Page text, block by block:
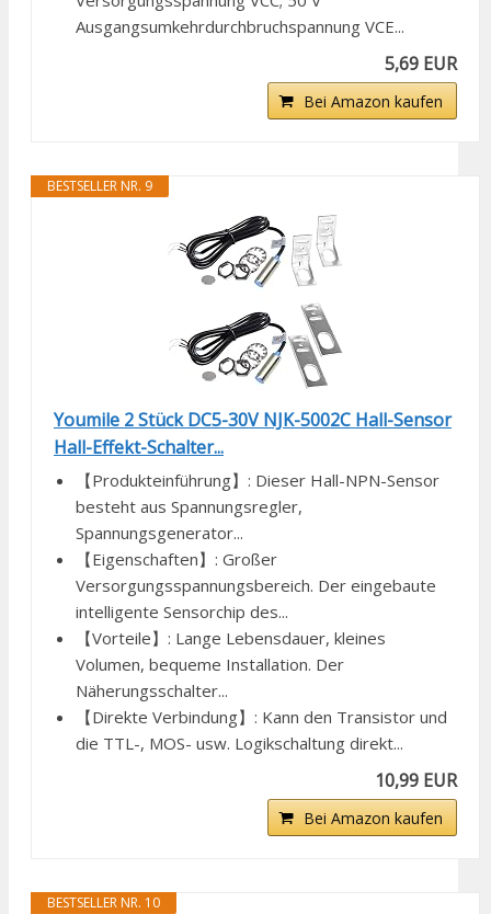
Ausgangsumkehrdurchbruchspannung VCE...
5,69 EUR
Bei Amazon kaufen
BESTSELLER NR. 9
Youmile 2 Stück DC5-30V NJK-5002C Hall-Sensor
Hall-Effekt-Schalter...
【Produkteinführung】: Dieser Hall-NPN-Sensor
besteht aus Spannungsregler,
Spannungsgenerator...
【Eigenschaften】: Großer
Versorgungsspannungsbereich. Der eingebaute
intelligente Sensorchip des...
【Vorteile】: Lange Lebensdauer, kleines
Volumen, bequeme Installation. Der
Näherungsschalter...
【Direkte Verbindung】: Kann den Transistor und
die TTL-, MOS- usw. Logikschaltung direkt...
10,99 EUR
Bei Amazon kaufen
BESTSELLER NR. 10